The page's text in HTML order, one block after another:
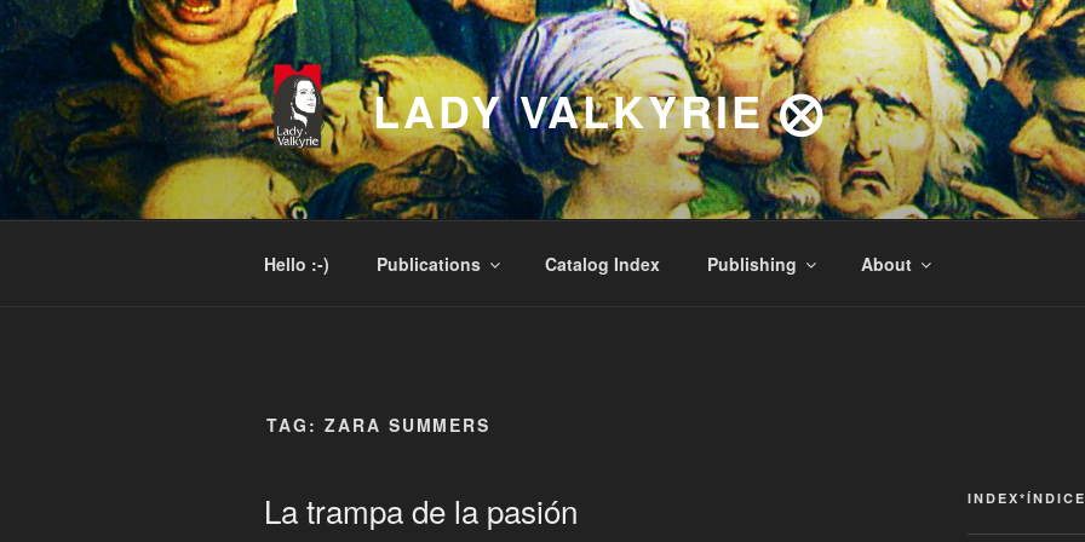
Skip
to
content
LADY VALKYRIE ⨂
Hello :-) Publications Catalog Index Publishing About
TAG: ZARA SUMMERS
La trampa de la pasión INDEX*ÍNDICE